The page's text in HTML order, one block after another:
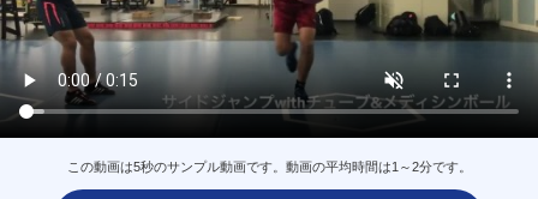
この動画は5秒のサンプル動画です。動画の平均時間は1～2分です。